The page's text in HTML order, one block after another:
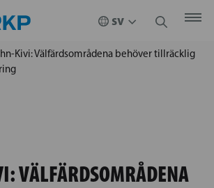
Kivi: Välfärdsområdena behöver tillräcklig
VÄLFÄRDSOMRÅDENA